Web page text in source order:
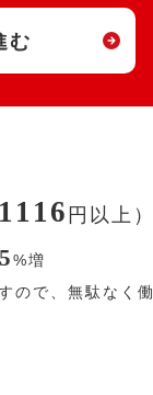
む
1116 円 以上）
%増
ので、無駄なく働